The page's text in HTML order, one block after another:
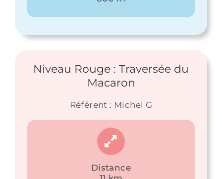
Niveau Rouge : Traversée du
Macaron
Référent : Michel G
Distance